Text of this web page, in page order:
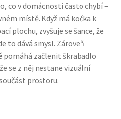
obsah masa, bez obilovin
co v domácnosti často chybí –
místě. Když má kočka k
plochu, zvyšuje se šance, že
to dává smysl. Zároveň
pomáhá začlenit škrabadlo
se z něj nestane vizuální
prostoru.